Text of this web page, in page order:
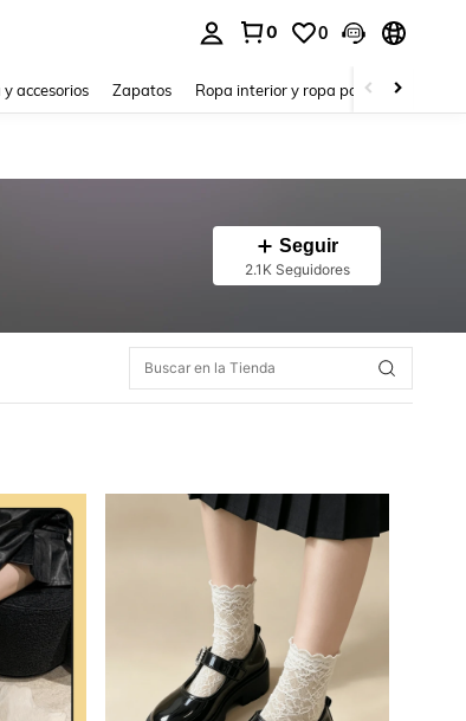
0 0
accesorios Zapatos Ropa interior y ropa para dormir
Seguir
2.1K Seguidores